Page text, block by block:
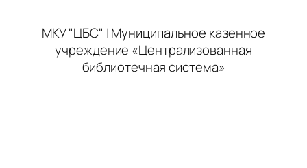
МКУ "ЦБС" | Муниципальное казенное
учреждение «Централизованная
библиотечная система»